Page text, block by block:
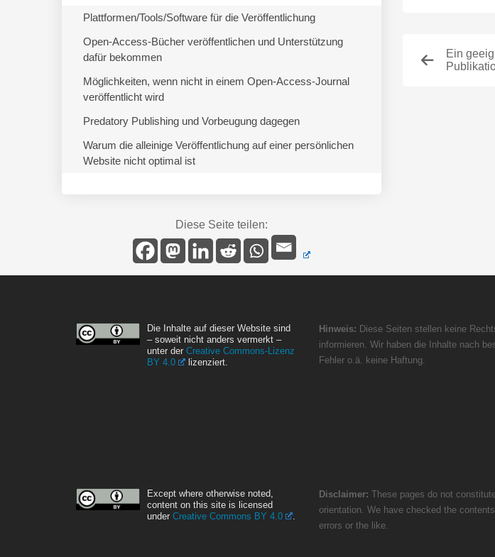
Plattformen/Tools/Software für die Veröffentlichung
Open-Access-Bücher veröffentlichen und Unterstützung
dafür bekommen
Möglichkeiten, wenn nicht in einem Open-Access-Journal
veröffentlicht wird
Predatory Publishing und Vorbeugung dagegen
Warum die alleinige Veröffentlichung auf einer persönlichen
Website nicht optimal ist
Diese Seite teilen:
Ein
Die Inhalte auf dieser Website sind
– soweit nicht anders vermerkt –
unter der Creative Commons-Lizenz
BY 4.0
lizenziert.
Hinweis: Diese Seiten stellen keine
informieren. Wir haben die Inhalte nach
Fehler o.ä. keine Haftung.
Except where otherwise noted,
content on this site is licensed
under Creative Commons BY 4.0 .
Disclaimer: These pages do not
orientation. We have checked the
errors or the like.